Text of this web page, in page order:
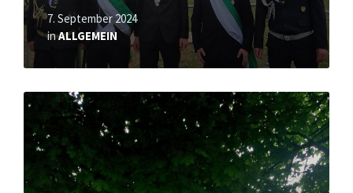
7. September 2024
inALLGEMEIN
Mehr
erfahren